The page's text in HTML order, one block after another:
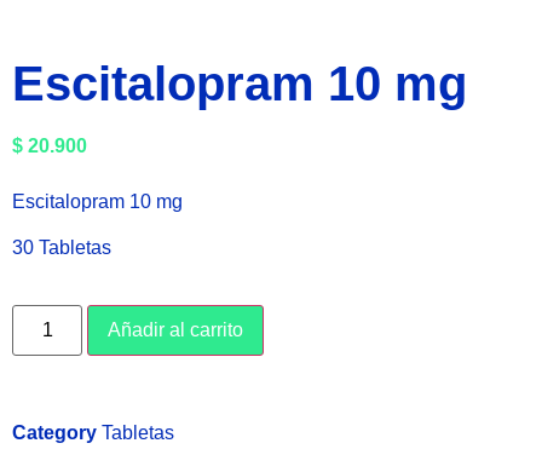
Escitalopram 10 mg
$ 20.900
Escitalopram 10 mg
30 Tabletas
Añadir al carrito
Category Tabletas